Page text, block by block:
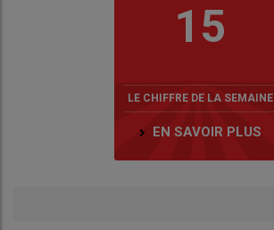
15
LE CHIFFRE DE LA SEMAINE
EN SAVOIR PLUS